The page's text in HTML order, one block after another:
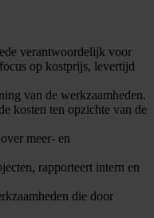
verantwoordelijk voor
op kostprijs, levertijd
van de werkzaamheden.
kosten ten opzichte van de
meer- en
rapporteert intern en
die door